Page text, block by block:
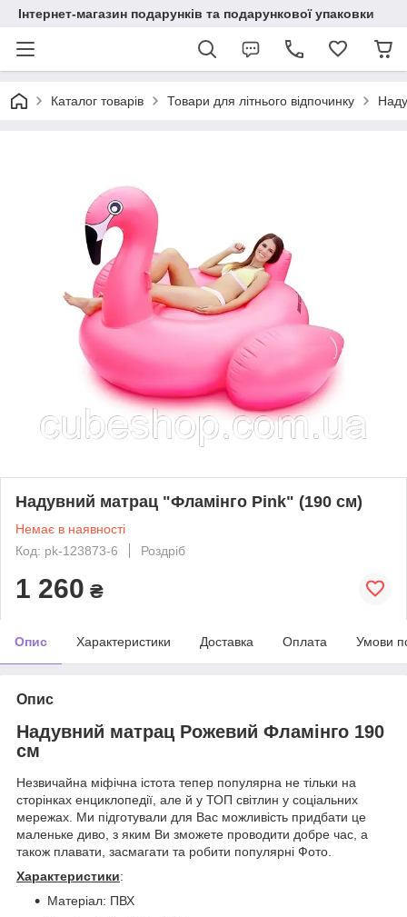
Інтернет-магазин подарунків та подарункової упаковки
Каталог товарів Товари для літнього відпочинку
Надувний матрац "Фламінго Pink" (190 см)
Немає в наявності
Код: pk-123873-6
Роздріб
1 260 ₴
Опис Характеристики Доставка Оплата Умови
Опис
Надувний матрац Рожевий Фламінго 190
см
Незвичайна міфічна істота тепер популярна не тільки на
сторінках енциклопедії, але й у ТОП світлин у соціальних
мережах. Ми підготували для Вас можливість придбати це
маленьке диво, з яким Ви зможете проводити добре час, а
також плавати, засмагати та робити популярні Фото.
Характеристики:
Матеріал: ПВХ